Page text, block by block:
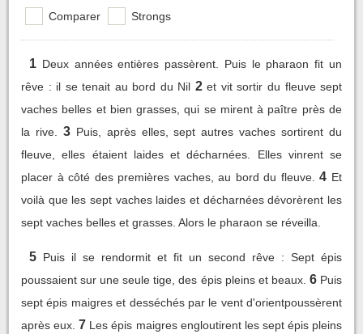
Comparer Strongs
1 Deux années entières passèrent. Puis le pharaon fit un
rêve : il se tenait au bord du Nil 2 et vit sortir du fleuve sept
vaches belles et bien grasses, qui se mirent à paître près de
la rive.
3 Puis, après elles, sept autres vaches sortirent du
fleuve, elles étaient laides et décharnées. Elles vinrent se
placer à côté des premières vaches, au bord du fleuve. 4 Et
voilà que les sept vaches laides et décharnées dévorèrent les
sept vaches belles et grasses. Alors le pharaon se réveilla.
5 Puis il se rendormit et fit un second rêve : Sept épis
poussaient sur une seule tige, des épis pleins et beaux. 6 Puis
sept épis maigres et desséchés par le vent d'orientpoussèrent
après eux. 7 Les épis maigres engloutirent les sept épis pleins